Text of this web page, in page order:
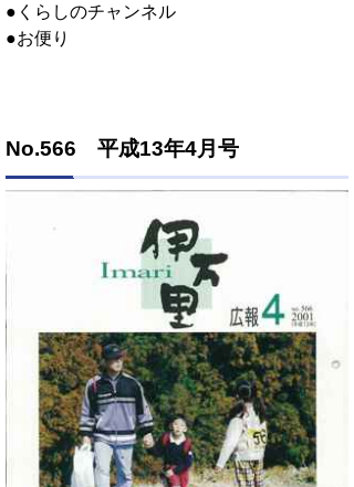
●くらしのチャンネル
●お便り
No.566 平成13年4月号